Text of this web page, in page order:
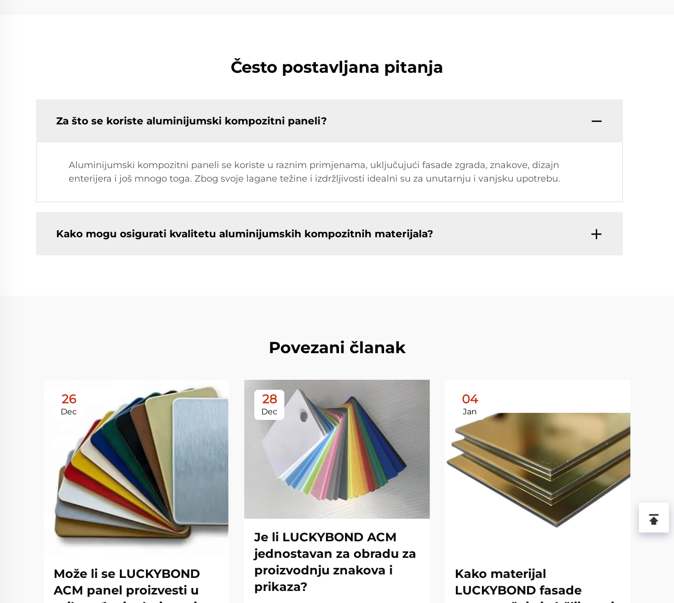
Često postavljana pitanja
Za što se koriste aluminijumski kompozitni paneli?
Aluminijumski kompozitni paneli se koriste u raznim primjenama, uključujući fasade zgrada, znakove, dizajn
enterijera i još mnogo toga. Zbog svoje lagane težine i izdržljivosti idealni su za unutarnju i vanjsku upotrebu.
Kako mogu osigurati kvalitetu aluminijumskih kompozitnih materijala?
Povezani članak
26
Dec
Može li se LUCKYBOND
ACM panel proizvesti u
28
Dec
Je li LUCKYBOND ACM
jednostavan za obradu za
proizvodnju znakova i
prikaza?
04
Jan
Kako materijal
LUCKYBOND fasade